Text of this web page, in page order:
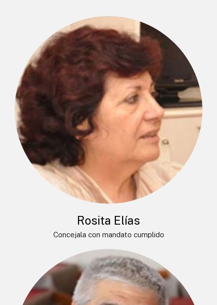
Rosita Elías
Concejala con mandato cumplido